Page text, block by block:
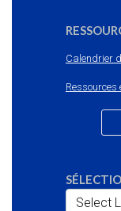
Calendrier
Ressources
Select